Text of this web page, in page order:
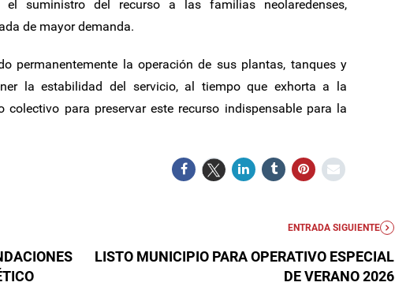
el suministro del recurso a las familias neolaredenses,
de mayor demanda.
permanentemente la operación de sus plantas, tanques y
la estabilidad del servicio, al tiempo que exhorta a la
colectivo para preservar este recurso indispensable para la
ENTRADA SIGUIENTE
LISTO MUNICIPIO PARA OPERATIVO ESPECIAL
DE VERANO 2026